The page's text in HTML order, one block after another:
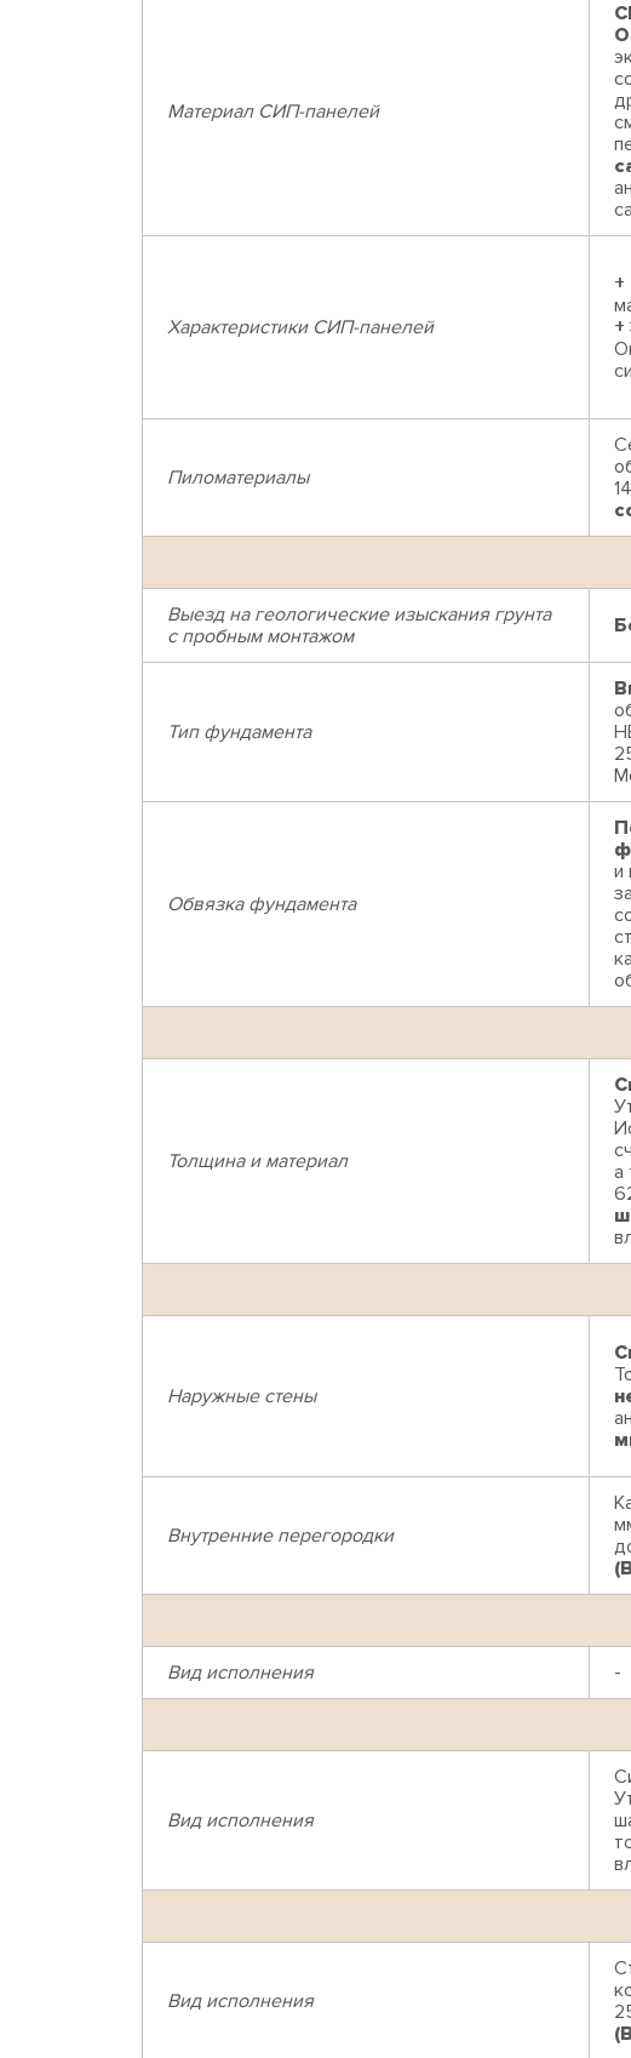
Материал СИП-панелей
Характеристики СИП-панелей
Пиломатериалы
Выезд на геологические изыскания грунта
с пробным монтажом
Тип фундамента
Обвязка фундамента
и
Толщина и материал
а
Наружные стены
Внутренние перегородки
Вид исполнения -
Вид исполнения
Вид исполнения